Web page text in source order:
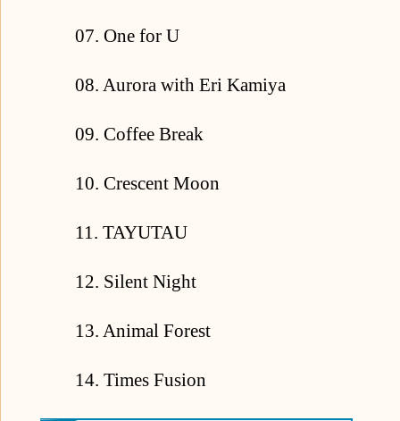
07. One for U
08. Aurora with Eri Kamiya
09. Coffee Break
10. Crescent Moon
11. TAYUTAU
12. Silent Night
13. Animal Forest
14. Times Fusion